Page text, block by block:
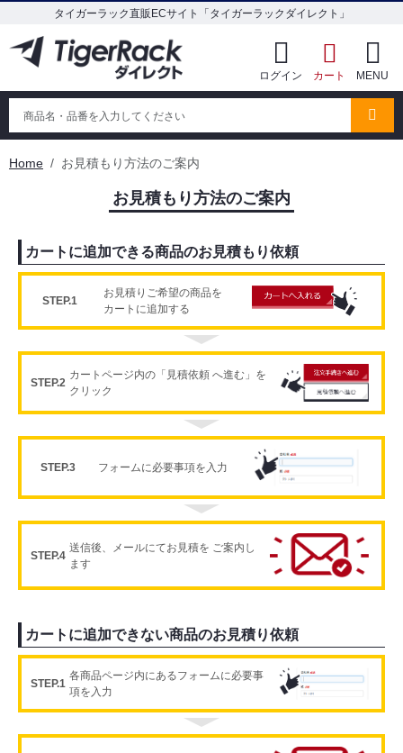
タイガーラック直販ECサイト「タイガーラックダイレクト」
ログイン カート MENU
Home お見積もり方法のご案内
お見積もり方法のご案内
カートに追加できる商品のお見積もり依頼
STEP.1
お見積りご希望の商品を
カートに追加する
STEP.2
カートページ内の「見積依頼 へ進む」を
クリック
STEP.3 フォームに必要事項を入力
STEP.4
送信後、メールにてお見積を ご案内し
ます
カートに追加できない商品のお見積り依頼
STEP.1
各商品ページ内にあるフォームに必要事
項を入力